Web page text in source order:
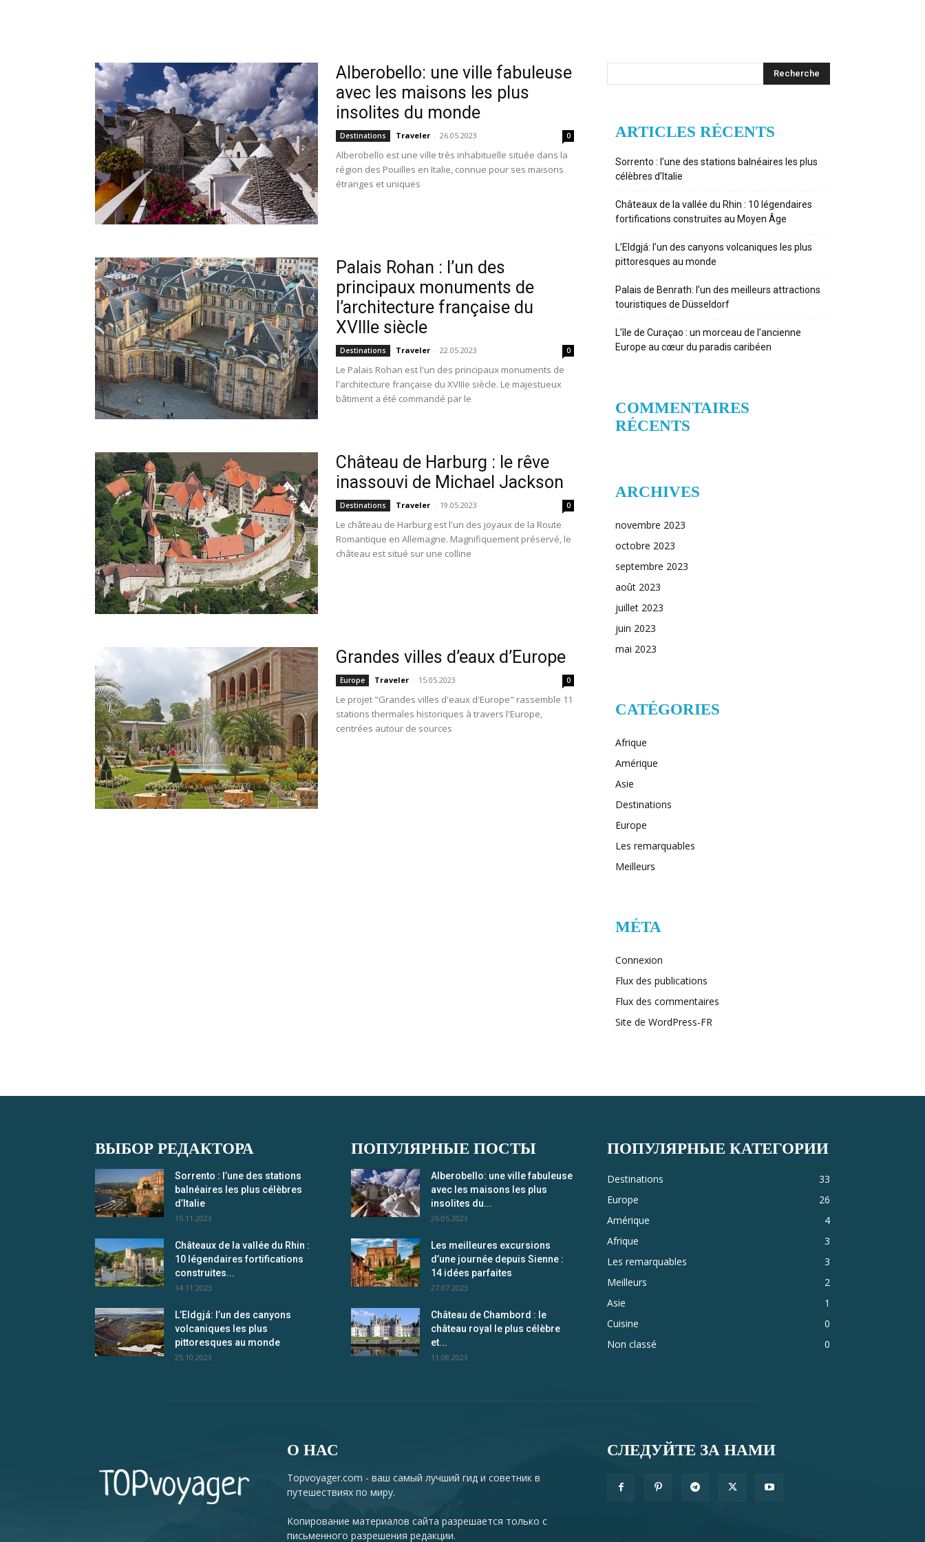
Alberobello: une ville fabuleuse
avec les maisons les plus
insolites du monde
Destinations Traveler - 26.05.2023 0
Alberobello est une ville très inhabituelle située dans la
région des Pouilles en Italie, connue pour ses maisons
étranges et uniques
Palais Rohan : l’un des
principaux monuments de
l’architecture française du
XVIIIe siècle
Destinations Traveler - 22.05.2023 0
Le Palais Rohan est l'un des principaux monuments de
l'architecture française du XVIIIe siècle. Le majestueux
bâtiment a été commandé par le
Château de Harburg : le rêve
inassouvi de Michael Jackson
Destinations Traveler - 19.05.2023 0
Le château de Harburg est l'un des joyaux de la Route
Romantique en Allemagne. Magnifiquement préservé, le
château est situé sur une colline
Grandes villes d’eaux d’Europe
Europe Traveler - 15.05.2023 0
Le projet "Grandes villes d'eaux d'Europe" rassemble 11
stations thermales historiques à travers l'Europe,
centrées autour de sources
ARTICLES RÉCENTS
Sorrento : l’une des stations balnéaires les plus
célèbres d’Italie
Châteaux de la vallée du Rhin : 10 légendaires
fortifications construites au Moyen Âge
L’Eldgjá: l’un des canyons volcaniques les plus
pittoresques au monde
Palais de Benrath: l’un des meilleurs attractions
touristiques de Düsseldorf
L’île de Curaçao : un morceau de l’ancienne
Europe au cœur du paradis caribéen
COMMENTAIRES
RÉCENTS
ARCHIVES
novembre 2023
octobre 2023
septembre 2023
août 2023
juillet 2023
juin 2023
mai 2023
CATÉGORIES
Afrique
Amérique
Asie
Destinations
Europe
Les remarquables
Meilleurs
MÉTA
Connexion
Flux des publications
Flux des commentaires
Site de WordPress-FR
ВЫБОР РЕДАКТОРА
Sorrento : l’une des stations
balnéaires les plus célèbres
d’Italie
15.11.2023
Châteaux de la vallée du Rhin :
10 légendaires fortifications
construites...
14.11.2023
L’Eldgjá: l’un des canyons
volcaniques les plus
pittoresques au monde
25.10.2023
ПОПУЛЯРНЫЕ ПОСТЫ
Alberobello: une ville fabuleuse
avec les maisons les plus
insolites du...
26.05.2023
Les meilleures excursions
d’une journée depuis Sienne :
14 idées parfaites
27.07.2023
Château de Chambord : le
château royal le plus célèbre
et...
11.08.2023
ПОПУЛЯРНЫЕ КАТЕГОРИИ
Destinations
33
Europe
26
Amérique
4
Afrique
3
Les remarquables
3
Meilleurs
2
Asie
1
Cuisine
0
Non classé
0
О НАС
Topvoyager.com - ваш самый лучший гид и советник в
путешествиях по миру.
Копирование материалов сайта разрешается только с
письменного разрешения редакции.
СЛЕДУЙТЕ ЗА НАМИ